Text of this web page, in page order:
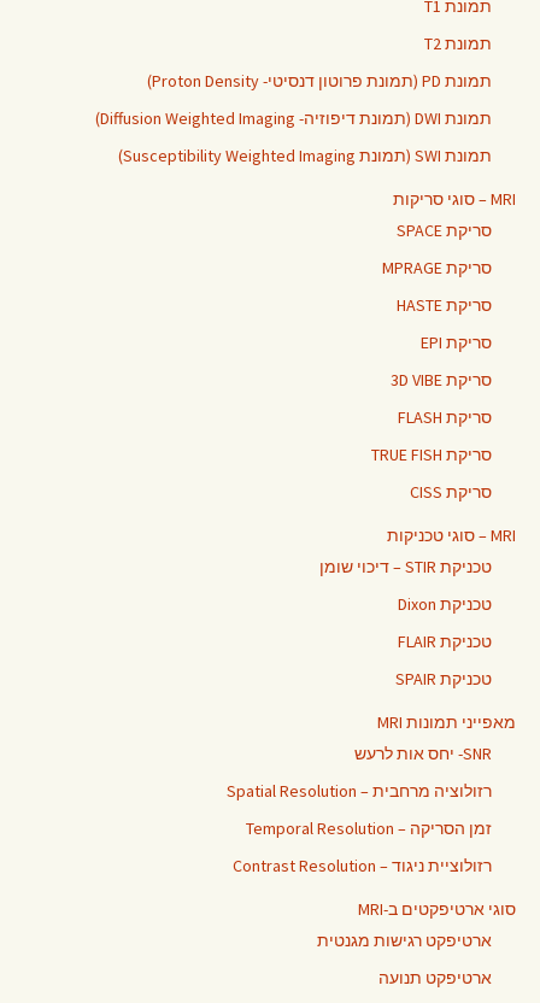
תמונת T1
תמונת T2
תמונת PD (תמונת פרוטון דנסיטי- Proton Density)
תמונת DWI (תמונת דיפוזיה- Diffusion Weighted Imaging)
תמונת SWI (תמונת Susceptibility Weighted Imaging)
MRI – סוגי סריקות
סריקת SPACE
סריקת MPRAGE
סריקת HASTE
סריקת EPI
סריקת 3D VIBE
סריקת FLASH
סריקת TRUE FISH
סריקת CISS
MRI – סוגי טכניקות
טכניקת STIR – דיכוי שומן
טכניקת Dixon
טכניקת FLAIR
טכניקת SPAIR
מאפייני תמונות MRI
SNR- יחס אות לרעש
רזולוציה מרחבית – Spatial Resolution
זמן הסריקה – Temporal Resolution
רזולוציית ניגוד – Contrast Resolution
סוגי ארטיפקטים ב-MRI
ארטיפקט רגישות מגנטית
ארטיפקט תנועה